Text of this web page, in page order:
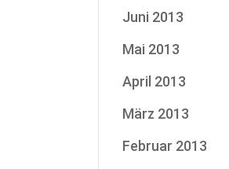
Juni 2013
Mai 2013
April 2013
März 2013
Februar 2013